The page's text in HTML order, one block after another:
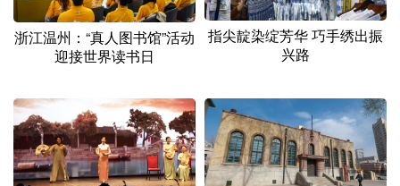
浙江温州：“真人图书馆”活动
迎接世界读书日
指尖靛染绽芳华 巧手绣出振
兴路